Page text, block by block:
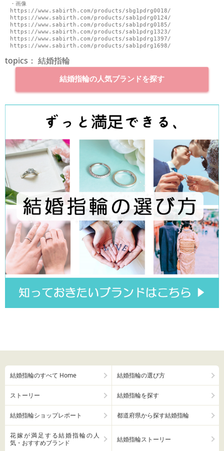
・画像
https://www.sabirth.com/products/sbg1pdrg0018/
https://www.sabirth.com/products/sab1pdrg0124/
https://www.sabirth.com/products/sab1pdrg0185/
https://www.sabirth.com/products/sab1pdrg1323/
https://www.sabirth.com/products/sab1pdrg1397/
https://www.sabirth.com/products/sab1pdrg1698/
topics： 結婚指輪
結婚指輪の人気ブランドを探す
結婚指輪のすべて Home 結婚指輪の選び方
ストーリー 結婚指輪を探す
結婚指輪ショップレポート 都道府県から探す結婚指輪
花嫁が満足する結婚指輪の人
気・おすすめブランド
結婚指輪ストーリー